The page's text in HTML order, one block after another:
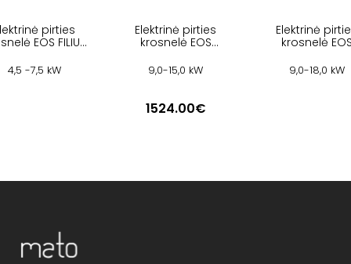
pirties
EOS FILIUS
4,5 -7,5 kW
Elektrinė pirties
krosnelė EOS
9,0-15,0 kW
1524.00€
Elektrinė
krosnelė
9,0-18,0 kW